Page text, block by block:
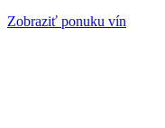
Zobraziť ponuku vín